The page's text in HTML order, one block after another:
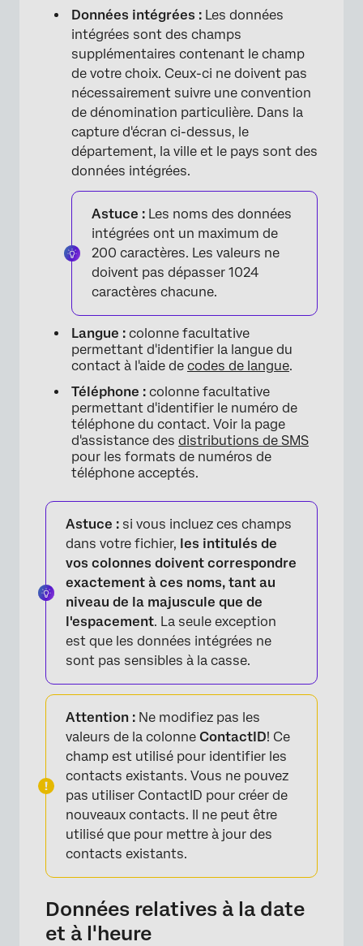
×
Données intégrées : Les données
intégrées sont des champs
supplémentaires contenant le champ
de votre choix. Ceux-ci ne doivent pas
nécessairement suivre une convention
de dénomination particulière. Dans la
capture d'écran ci-dessus, le
département, la ville et le pays sont des
données intégrées.
Astuce : Les noms des données
intégrées ont un maximum de
200 caractères. Les valeurs ne
doivent pas dépasser 1024
caractères chacune.
Langue : colonne facultative
permettant d'identifier la langue du
contact à l'aide de codes de langue.
Téléphone : colonne facultative
permettant d'identifier le numéro de
téléphone du contact. Voir la page
d'assistance des distributions de SMS
pour les formats de numéros de
téléphone acceptés.
Astuce : si vous incluez ces champs
dans votre fichier, les intitulés de
vos colonnes doivent correspondre
exactement à ces noms, tant au
niveau de la majuscule que de
l'espacement. La seule exception
est que les données intégrées ne
sont pas sensibles à la casse.
Attention : Ne modifiez pas les
valeurs de la colonne ContactID! Ce
champ est utilisé pour identifier les
contacts existants. Vous ne pouvez
pas utiliser ContactID pour créer de
nouveaux contacts. Il ne peut être
utilisé que pour mettre à jour des
contacts existants.
Données relatives à la date
et à l'heure